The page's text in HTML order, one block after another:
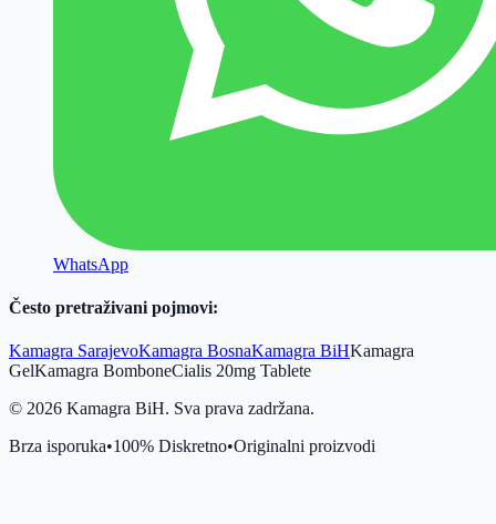
WhatsApp
Često pretraživani pojmovi:
Kamagra SarajevoKamagra BosnaKamagra BiHKamagra
GelKamagra BomboneCialis 20mg Tablete
© 2026 Kamagra BiH. Sva prava zadržana.
Brza isporuka•100% Diskretno•Originalni proizvodi